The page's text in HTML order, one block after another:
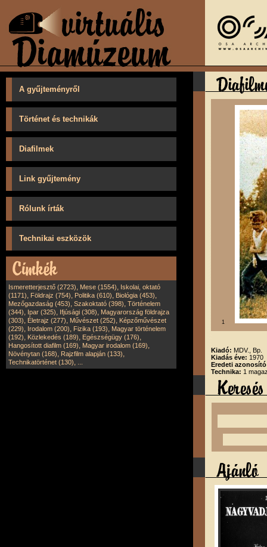
A gyűjteményről
Történet és technikák
Diafilmek
Link gyűjtemény
Rólunk írták
Technikai eszközök
Ismeretterjesztő (2723), Mese (1554), Iskolai, oktató
(1171), Földrajz (754), Politika (610), Biológia (453),
Mezőgazdaság (453), Szakoktató (398), Történelem
(344), Ipar (325), Ifjúsági (308), Magyarország földrajza
(303), Életrajz (277), Művészet (252), Képzőművészet
(229), Irodalom (200), Fizika (193), Magyar történelem
(192), Közlekedés (189), Egészségügy (176),
Hangosított diafilm (169), Magyar irodalom (169),
Növénytan (168), Rajzfilm alapján (133),
Technikatörténet (130),
1
Kiadó: MDV., Bp.
Kiadás éve: 1970
Eredeti
Technika: 1